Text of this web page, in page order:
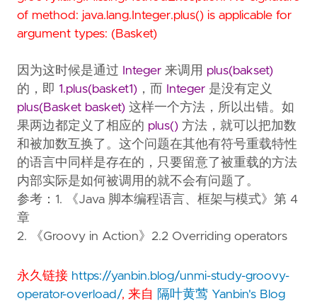
of method: java.lang.Integer.plus() is applicable for
argument types: (Basket)
因为这时候是通过 Integer 来调用 plus(bakset)
的，即 1.plus(basket1) ，而 Integer 是没有定义
plus(Basket basket) 这样一个方法，所以出错。如
果两边都定义了相应的 plus() 方法，就可以把加数
和被加数互换了。这个问题在其他有符号重载特性
的语言中同样是存在的，只要留意了被重载的方法
内部实际是如何被调用的就不会有问题了。
参考：1. 《Java 脚本编程语言、框架与模式》第 4
章
2. 《Groovy in Action》2.2 Overriding operators
永久链接 https://yanbin.blog/unmi-study-groovy-
operator-overload/, 来自 隔叶黄莺 Yanbin's Blog